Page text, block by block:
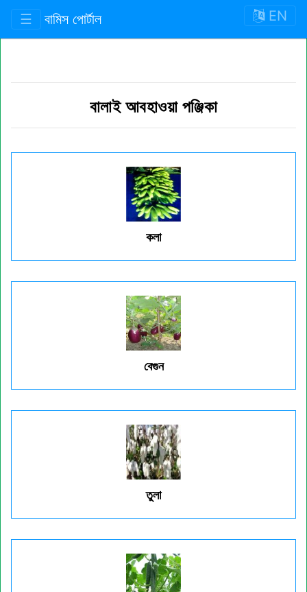
☰ বামিস পোর্টাল EN
বালাই আবহাওয়া পঞ্জিকা
কলা
বেগুন
তুলা